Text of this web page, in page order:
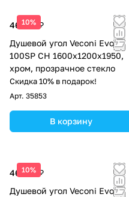
10%
46 770 ₽
Душевой угол Veconi Evo
100SP CH 1600х1200x1950,
хром, прозрачное стекло
Скидка 10% в подарок!
Арт. 35853
В корзину
10%
46 770 ₽
Душевой угол Veconi Evo